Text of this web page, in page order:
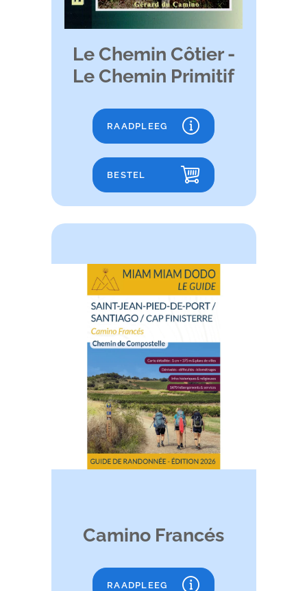
Le Chemin Côtier -
Le Chemin Primitif
RAADPLEEG
BESTEL
Camino Francés
RAADPLEEG